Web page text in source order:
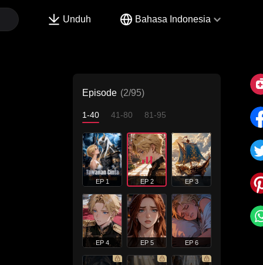
Unduh Bahasa Indonesia
Episode (2/95)
1-40 41-80 81-95
EP 1 EP 2 EP 3
EP 4 EP 5 EP 6